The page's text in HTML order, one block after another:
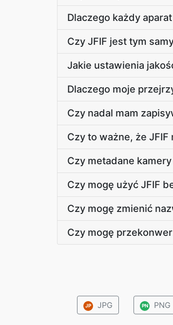
Dlaczego każdy
Czy JFIF jest tym
Jakie ustawienia
Dlaczego moje
Czy nadal mam
Czy to ważne, że
Czy metadane
Czy mogę użyć JFIF
Czy mogę zmienić
Czy mogę
JP JPG PN PNG